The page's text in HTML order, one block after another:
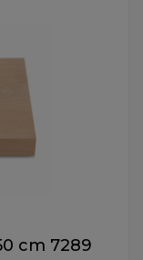
cm 7289